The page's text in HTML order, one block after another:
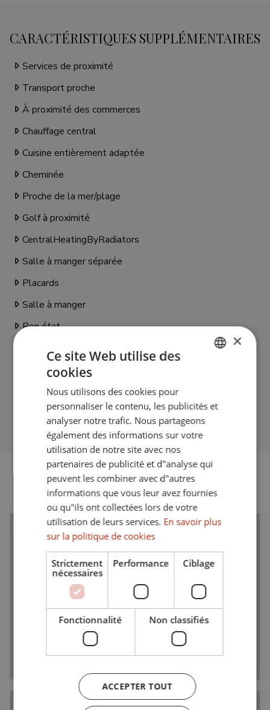
CARACTÉRISTIQUES SUPPLÉMENTAIRES
Services de proximité
Transport proche
À proximité des commerces
Chauffage central
Cuisine entièrement adaptée
Cheminée
Proche de la mer/plage
Golf à proximité
CentralHeatingByRadiators
Salle à manger séparée
Placards
Salle à manger
Bon état
Service de sécurité 24h
Vue sur le jardin
Vue sur la piscine
Toilette d'invités
PLANS D'ÉTAGE
×
Ce site Web utilise des
cookies
Nous utilisons des cookies pour
personnaliser le contenu, les publicités et
analyser notre trafic. Nous partageons
également des informations sur votre
utilisation de notre site avec nos
partenaires de publicité et d"analyse qui
peuvent les combiner avec d"autres
informations que vous leur avez fournies
ou qu"ils ont collectées lors de votre
utilisation de leurs services. En savoir plus
sur la politique de cookies
Strictement
nécessaires
Performance Ciblage
Fonctionnalité Non classifiés
ACCEPTER TOUT